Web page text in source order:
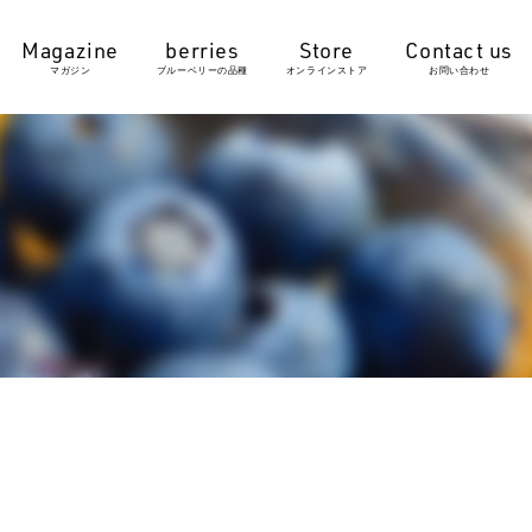
マガジン ブルーベリーの品種 オンラインストア お問い合わせ